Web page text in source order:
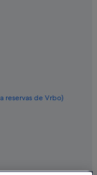
reservas de Vrbo)